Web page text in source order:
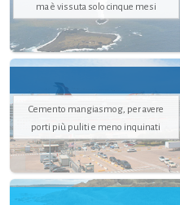
ma è vissuta solo cinque mesi
Cemento mangiasmog, per avere
porti più puliti e meno inquinati